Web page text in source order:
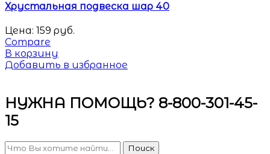
Хрустальная подвеска шар 40
Цена: 159 руб.
Compare
В корзину
Добавить в избранное
НУЖНА ПОМОЩЬ? 8-800-301-45-
15
Поиск